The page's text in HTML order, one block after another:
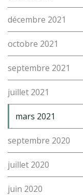
décembre 2021
octobre 2021
septembre 2021
juillet 2021
mars 2021
septembre 2020
juillet 2020
juin 2020